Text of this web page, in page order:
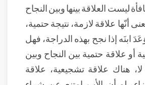
ليست العلاقة بينها وبين النجاح
أنّها علاقة لازمة، نتيجة حتمية،
ابنَه إذا نجح بهذه الدراجة، فهل
أو علاقة حتمية بين النجاح وبين
لا، هناك علاقة تشجيعية، علاقة